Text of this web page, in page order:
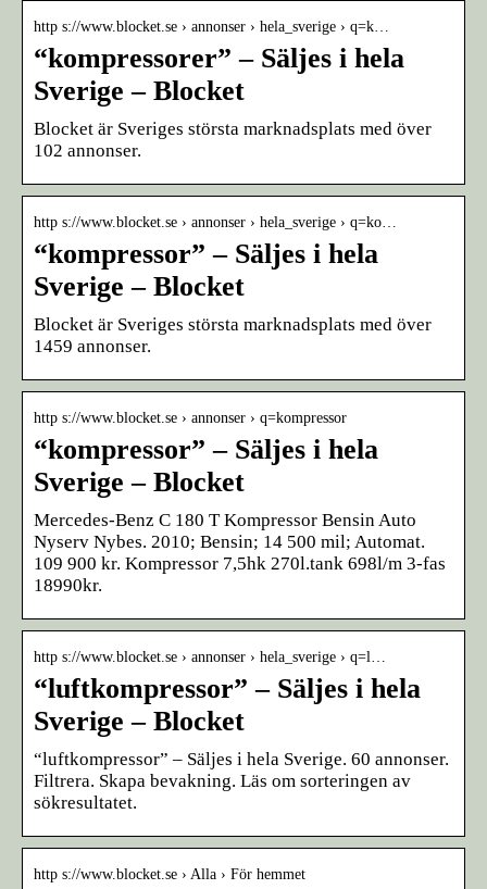
http s://www.blocket.se › annonser › hela_sverige › q=k…
“kompressorer” – Säljes i hela
Sverige – Blocket
Blocket är Sveriges största marknadsplats med över
102 annonser.
http s://www.blocket.se › annonser › hela_sverige › q=ko…
“kompressor” – Säljes i hela
Sverige – Blocket
Blocket är Sveriges största marknadsplats med över
1459 annonser.
http s://www.blocket.se › annonser › q=kompressor
“kompressor” – Säljes i hela
Sverige – Blocket
Mercedes-Benz C 180 T Kompressor Bensin Auto
Nyserv Nybes. 2010; Bensin; 14 500 mil; Automat.
109 900 kr. Kompressor 7,5hk 270l.tank 698l/m 3-fas
18990kr.
http s://www.blocket.se › annonser › hela_sverige › q=l…
“luftkompressor” – Säljes i hela
Sverige – Blocket
“luftkompressor” – Säljes i hela Sverige. 60 annonser.
Filtrera. Skapa bevakning. Läs om sorteringen av
sökresultatet.
http s://www.blocket.se › Alla › För hemmet